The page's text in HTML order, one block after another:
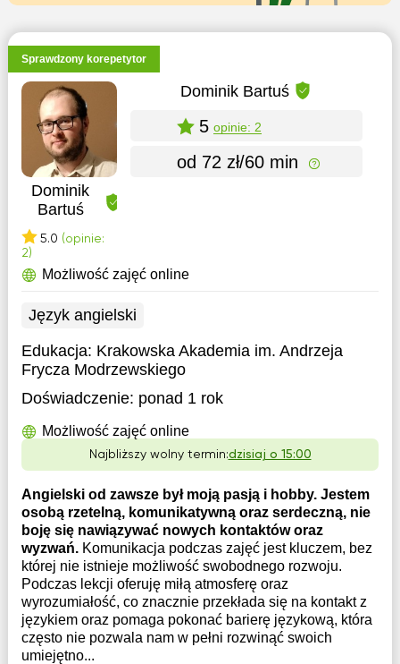
Sprawdzony korepetytor
Dominik
Bartuś
5.0 (opinie:
2)
Dominik Bartuś
5 opinie: 2
od 72 zł/60 min
Możliwość zajęć online
Język angielski
Edukacja: Krakowska Akademia im. Andrzeja
Frycza Modrzewskiego
Doświadczenie: ponad 1 rok
Możliwość zajęć online
Najbliższy wolny termin:dzisiaj o 15:00
Angielski od zawsze był moją pasją i hobby. Jestem
osobą rzetelną, komunikatywną oraz serdeczną, nie
boję się nawiązywać nowych kontaktów oraz
wyzwań. Komunikacja podczas zajęć jest kluczem, bez
której nie istnieje możliwość swobodnego rozwoju.
Podczas lekcji oferuję miłą atmosferę oraz
wyrozumiałość, co znacznie przekłada się na kontakt z
językiem oraz pomaga pokonać barierę językową, która
często nie pozwala nam w pełni rozwinąć swoich
umiejętno...